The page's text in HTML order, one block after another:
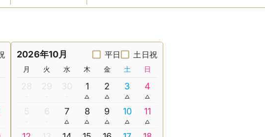
2026年10月 平日 土日祝
月 火 水 木 金 土 日
28 29 30 1 2 3 4
5 6 7 8 9 10 11